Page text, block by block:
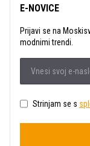
E-NOVICE
Prijavi se na
modnimi trendi.
Strinjam se s